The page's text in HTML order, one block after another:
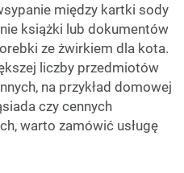
między kartki sody
książki lub dokumentów
ze żwirkiem dla kota.
liczby przedmiotów
na przykład domowej
czy cennych
warto zamówić usługę